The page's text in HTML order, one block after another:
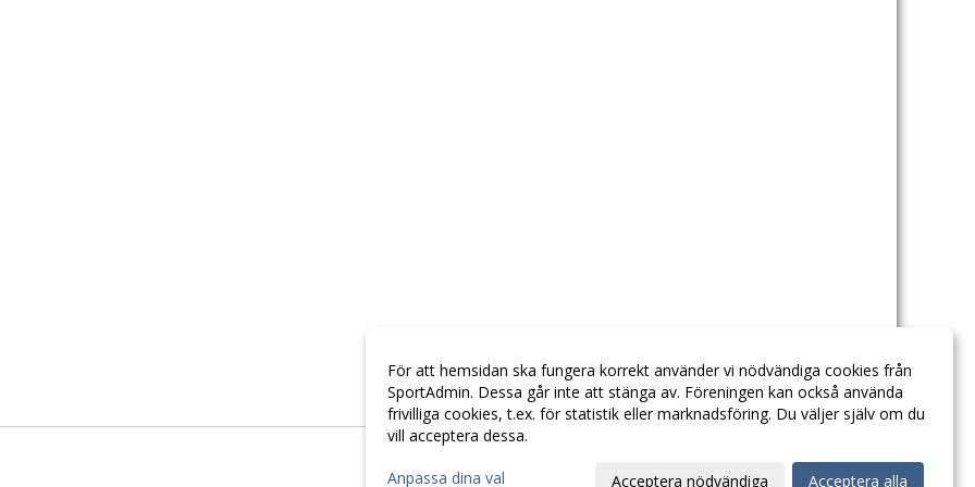
För att hemsidan ska fungera korrekt använder vi nödvändiga cookies från
SportAdmin. Dessa går inte att stänga av. Föreningen kan också använda
frivilliga cookies, t.ex. för statistik eller marknadsföring. Du väljer själv om du
vill acceptera dessa.
Anpassa dina val Acceptera nödvändiga Acceptera alla